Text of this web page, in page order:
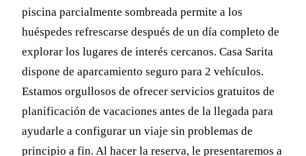
piscina parcialmente sombreada permite a los
huéspedes refrescarse después de un día completo de
explorar los lugares de interés cercanos. Casa Sarita
dispone de aparcamiento seguro para 2 vehículos.
Estamos orgullosos de ofrecer servicios gratuitos de
planificación de vacaciones antes de la llegada para
ayudarle a configurar un viaje sin problemas de
principio a fin. Al hacer la reserva, le presentaremos a